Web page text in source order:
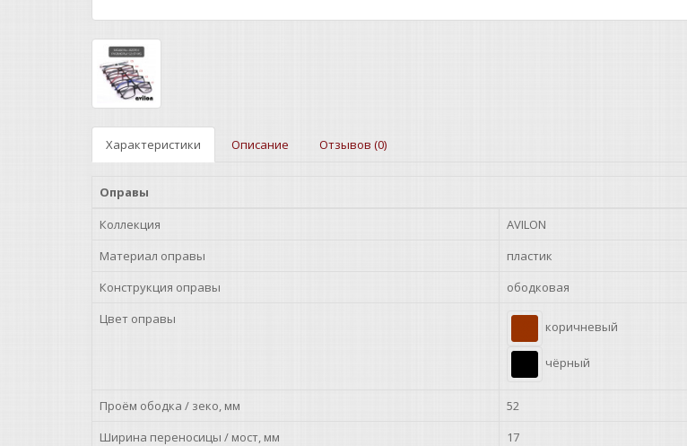
Характеристики Описание Отзывов (0)
Оправы
Коллекция
AVILON
Материал оправы
пластик
Конструкция оправы
ободковая
Цвет оправы
коричневый
чёрный
Проём ободка / зеко, мм
52
Ширина переносицы / мост, мм
17